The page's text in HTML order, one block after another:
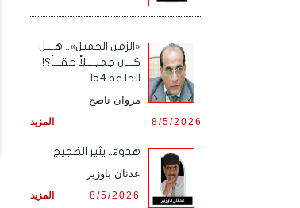
«الزمن الجميل».. هـــل
كـــان جميــــلاً حقـــاً؟!
الحلقة 154
مروان ناصح
المزيد 8/5/2026
هدوءٌ.. يثير الضجيج!
عدنان باوزير
المزيد 8/5/2026